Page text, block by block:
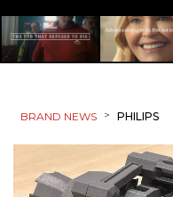
BRAND NEWS > PHILIPS